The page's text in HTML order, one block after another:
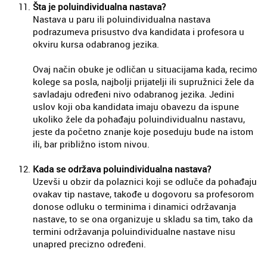
Šta je poluindividualna nastava?
Nastava u paru ili poluindividualna nastava
podrazumeva prisustvo dva kandidata i profesora u
okviru kursa odabranog jezika.
Ovaj način obuke je odličan u situacijama kada, recimo
kolege sa posla, najbolji prijatelji ili supružnici žele da
savladaju određeni nivo odabranog jezika. Jedini
uslov koji oba kandidata imaju obavezu da ispune
ukoliko žele da pohađaju poluindividualnu nastavu,
jeste da početno znanje koje poseduju bude na istom
ili, bar približno istom nivou.
Kada se održava poluindividualna nastava?
Uzevši u obzir da polaznici koji se odluče da pohađaju
ovakav tip nastave, takođe u dogovoru sa profesorom
donose odluku o terminima i dinamici održavanja
nastave, to se ona organizuje u skladu sa tim, tako da
termini održavanja poluindividualne nastave nisu
unapred precizno određeni.